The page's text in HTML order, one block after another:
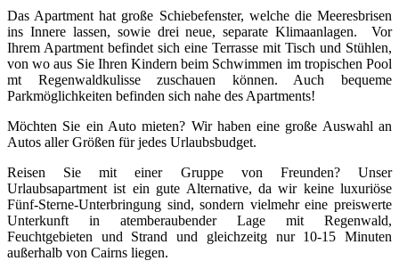
Das Apartment hat große Schiebefenster, welche die Meeresbrisen
ins Innere lassen, sowie drei neue, separate Klimaanlagen. Vor
Ihrem Apartment befindet sich eine Terrasse mit Tisch und Stühlen,
von wo aus Sie Ihren Kindern beim Schwimmen im tropischen Pool
mt Regenwaldkulisse zuschauen können. Auch bequeme
Parkmöglichkeiten befinden sich nahe des Apartments!
Möchten Sie ein Auto mieten? Wir haben eine große Auswahl an
Autos aller Größen für jedes Urlaubsbudget.
Reisen Sie mit einer Gruppe von Freunden? Unser
Urlaubsapartment ist ein gute Alternative, da wir keine luxuriöse
Fünf-Sterne-Unterbringung sind, sondern vielmehr eine preiswerte
Unterkunft in atemberaubender Lage mit Regenwald,
Feuchtgebieten und Strand und gleichzeitg nur 10-15 Minuten
außerhalb von Cairns liegen.